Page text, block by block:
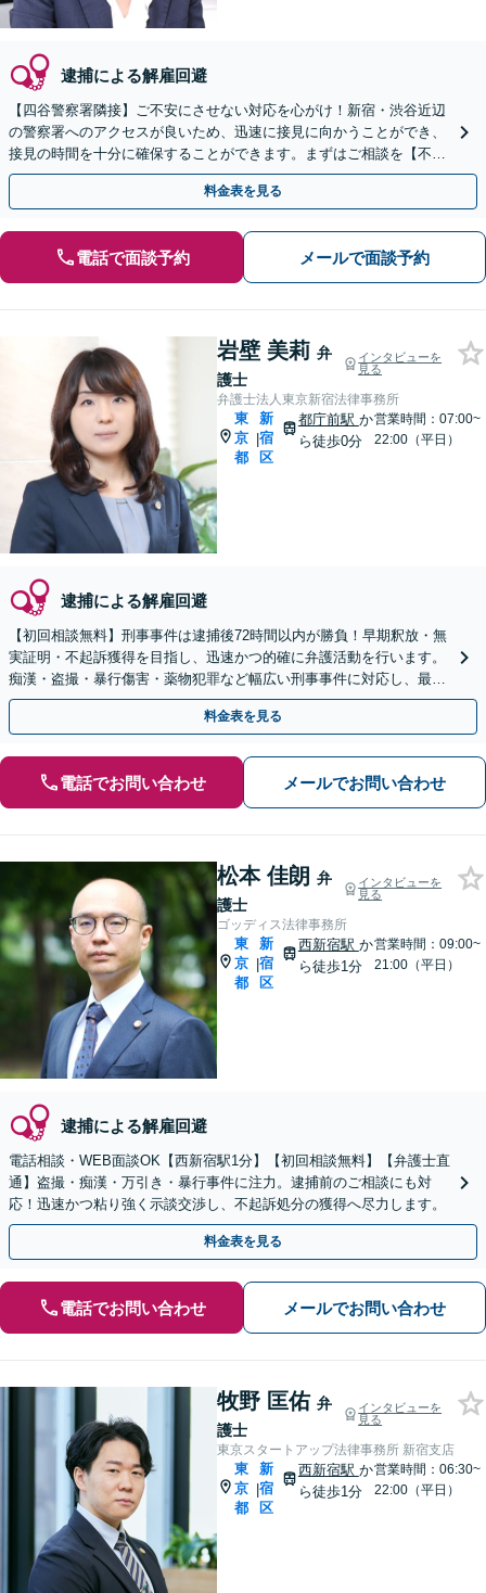
逮捕による解雇回避
【四谷警察署隣接】ご不安にさせない対応を心がけ！新宿・渋谷近辺
の警察署へのアクセスが良いため、迅速に接見に向かうことができ、
接見の時間を十分に確保することができます。まずはご相談を【不起
訴獲得実績あり】【休日面談可】【四谷三丁目駅3分】
料金表を見る
電話で面談予約 メールで面談予約
岩壁 美莉 弁
護士
インタビューを
見る
弁護士法人東京新宿法律事務所
東
京
都
|
新
宿
区
都庁前駅 か
ら徒歩0分
営業時間：07:00~
22:00（平日）
逮捕による解雇回避
【初回相談無料】刑事事件は逮捕後72時間以内が勝負！早期釈放・無
実証明・不起訴獲得を目指し、迅速かつ的確に弁護活動を行います。
痴漢・盗撮・暴行傷害・薬物犯罪など幅広い刑事事件に対応し、最善
の解決を目指します【都庁前駅直結】【複数拠点あり】
料金表を見る
電話でお問い合わせ メールでお問い合わせ
松本 佳朗 弁
護士
インタビューを
見る
ゴッディス法律事務所
東
京
都
|
新
宿
区
西新宿駅 か
ら徒歩1分
営業時間：09:00~
21:00（平日）
逮捕による解雇回避
電話相談・WEB面談OK【西新宿駅1分】【初回相談無料】【弁護士直
通】盗撮・痴漢・万引き・暴行事件に注力。逮捕前のご相談にも対
応！迅速かつ粘り強く示談交渉し、不起訴処分の獲得へ尽力します。
料金表を見る
電話でお問い合わせ メールでお問い合わせ
牧野 匡佑 弁
護士
インタビューを
見る
東京スタートアップ法律事務所 新宿支店
東
京
都
|
新
宿
区
西新宿駅 か
ら徒歩1分
営業時間：06:30~
22:00（平日）